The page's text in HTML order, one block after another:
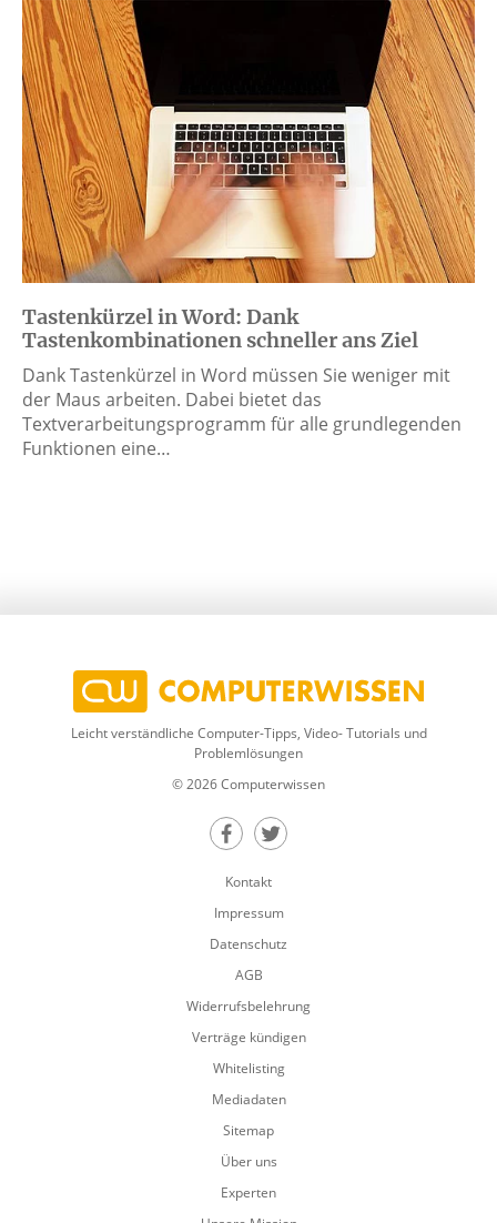
Tastenkürzel in Word: Dank
Tastenkombinationen schneller ans Ziel
Dank Tastenkürzel in Word müssen Sie weniger mit
der Maus arbeiten. Dabei bietet das
Textverarbeitungsprogramm für alle grundlegenden
Funktionen eine…
Leicht verständliche Computer-Tipps, Video- Tutorials und
Problemlösungen
© 2026 Computerwissen
Teilen auf Facebook
Teilen auf Twitter
Kontakt
Impressum
Datenschutz
AGB
Widerrufsbelehrung
Verträge kündigen
Whitelisting
Mediadaten
Sitemap
Über uns
Experten